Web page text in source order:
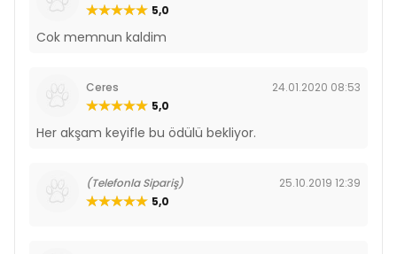
5,0
Cok memnun kaldim
Ceres
24.01.2020 08:53
5,0
Her akşam keyifle bu ödülü bekliyor.
(Telefonla Sipariş)
25.10.2019 12:39
5,0